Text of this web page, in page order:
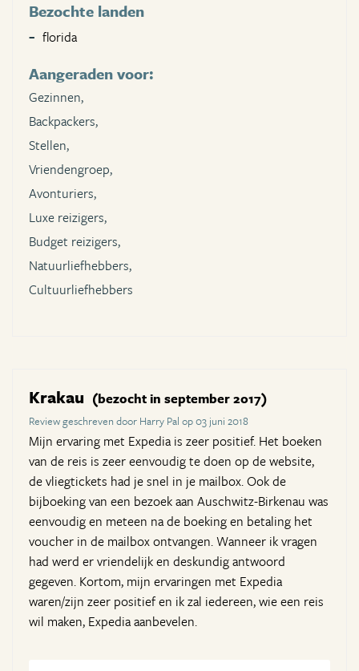
Bezochte landen
florida
Aangeraden voor:
Gezinnen,
Backpackers,
Stellen,
Vriendengroep,
Avonturiers,
Luxe reizigers,
Budget reizigers,
Natuurliefhebbers,
Cultuurliefhebbers
Krakau (bezocht in september 2017)
Review geschreven door Harry Pal op 03 juni 2018
Mijn ervaring met Expedia is zeer positief. Het boeken
van de reis is zeer eenvoudig te doen op de website,
de vliegtickets had je snel in je mailbox. Ook de
bijboeking van een bezoek aan Auschwitz-Birkenau was
eenvoudig en meteen na de boeking en betaling het
voucher in de mailbox ontvangen. Wanneer ik vragen
had werd er vriendelijk en deskundig antwoord
gegeven. Kortom, mijn ervaringen met Expedia
waren/zijn zeer positief en ik zal iedereen, wie een reis
wil maken, Expedia aanbevelen.